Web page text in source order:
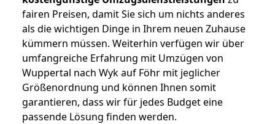
fairen Preisen, damit Sie sich um nichts anderes
als die wichtigen Dinge in Ihrem neuen Zuhause
kümmern müssen. Weiterhin verfügen wir über
umfangreiche Erfahrung mit Umzügen von
Wuppertal nach Wyk auf Föhr mit jeglicher
Größenordnung und können Ihnen somit
garantieren, dass wir für jedes Budget eine
passende Lösung finden werden.